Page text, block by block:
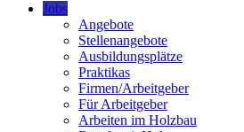
Jobs
Angebote
Stellenangebote
Ausbildungsplätze
Praktikas
Firmen/Arbeitgeber
Für Arbeitgeber
Arbeiten im Holzbau